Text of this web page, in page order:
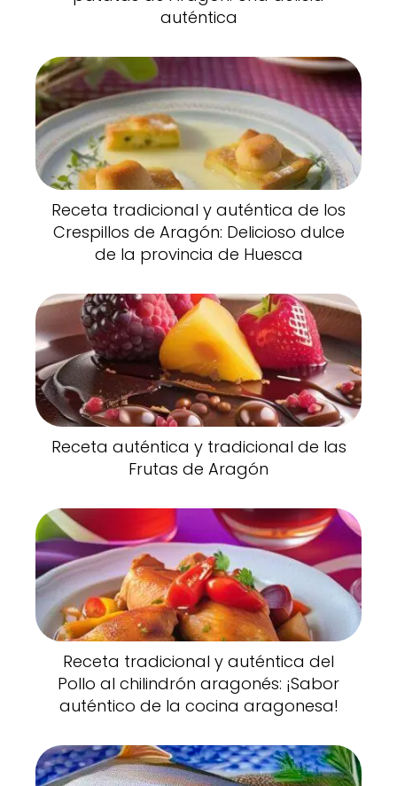
auténtica
Receta tradicional y auténtica de los
Crespillos de Aragón: Delicioso dulce
de la provincia de Huesca
Receta auténtica y tradicional de las
Frutas de Aragón
Receta tradicional y auténtica del
Pollo al chilindrón aragonés: ¡Sabor
auténtico de la cocina aragonesa!